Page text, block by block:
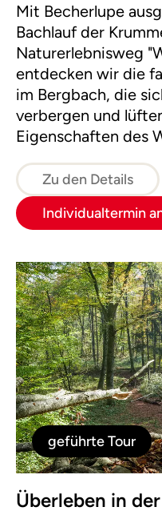
Mit Becherlupe
Bachlauf der
Naturerlebnisweg
entdecken wir die
im Bergbach, die
verbergen und
Eigenschaften des
Zu den Details
Individualtermin
geführte Tour
Überleben in